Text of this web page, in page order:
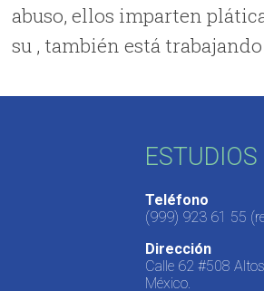
abuso, ellos imparten
su , también está
Teléfono
(999) 923 61 55
Dirección
Calle 62 #508
México.